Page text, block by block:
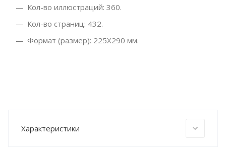
Кол-во иллюстраций: 360.
Кол-во страниц: 432.
Формат (размер): 225X290 мм.
Характеристики